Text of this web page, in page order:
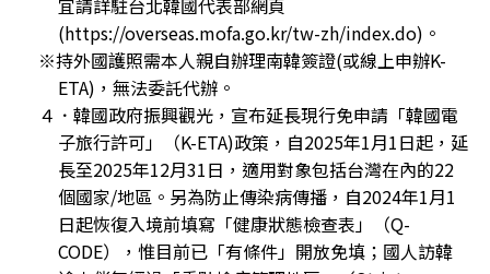
(https://overseas.mofa.go.kr/tw-zh/index.do)。
※持外國護照需本人親自辦理南韓簽證(或線上申辦K-
ETA)，無法委託代辦。
４．韓國政府振興觀光，宣布延長現行免申請「韓國電
子旅行許可」（K-ETA)政策，自2025年1月1日起，延
長至2025年12月31日，適用對象包括台灣在內的22
個國家/地區。另為防止傳染病傳播，自2024年1月1
日起恢復入境前填寫「健康狀態檢查表」（Q-
CODE），惟目前已「有條件」開放免填；國人訪韓